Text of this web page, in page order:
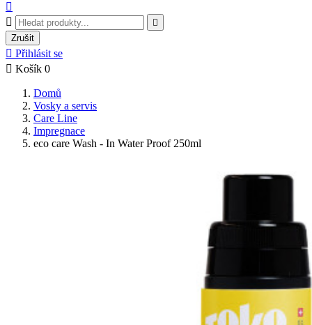



Zrušit
 Přihlásit se
 Košík 0
Domů
Vosky a servis
Care Line
Impregnace
eco care Wash - In Water Proof 250ml